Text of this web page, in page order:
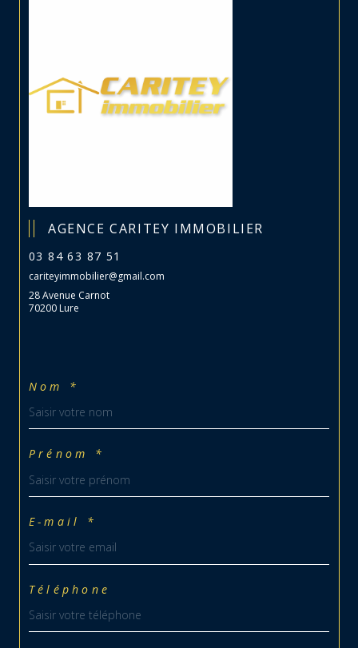
AGENCE CARITEY IMMOBILIER
03 84 63 87 51
cariteyimmobilier@gmail.com
28 Avenue Carnot
70200 Lure
Nom *
Prénom *
E-mail *
Téléphone